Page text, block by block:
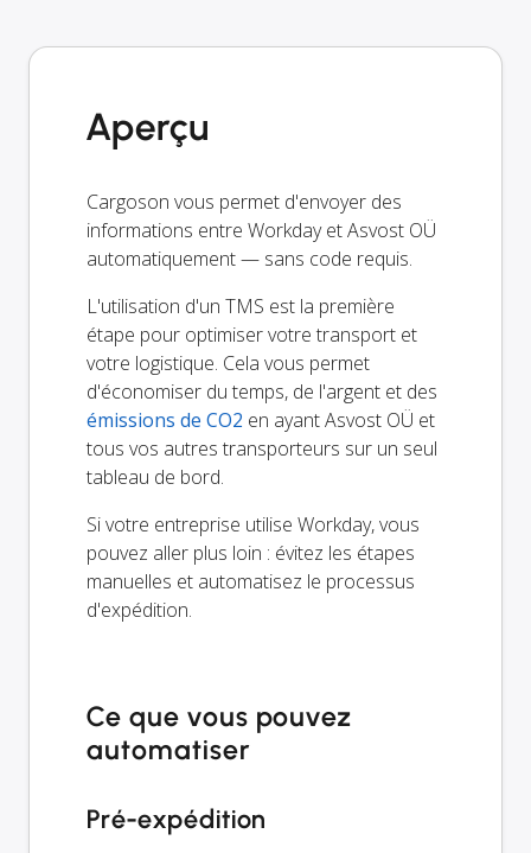
Aperçu
Cargoson vous permet d'envoyer des
informations entre Workday et Asvost OÜ
automatiquement — sans code requis.
L'utilisation d'un TMS est la première
étape pour optimiser votre transport et
votre logistique. Cela vous permet
d'économiser du temps, de l'argent et des
émissions de CO2 en ayant Asvost OÜ et
tous vos autres transporteurs sur un seul
tableau de bord.
Si votre entreprise utilise Workday, vous
pouvez aller plus loin : évitez les étapes
manuelles et automatisez le processus
d'expédition.
Ce que vous pouvez
automatiser
Pré-expédition